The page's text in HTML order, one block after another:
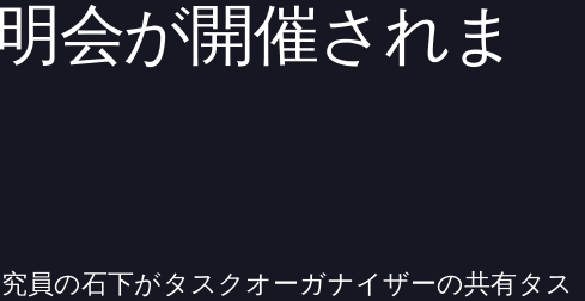
会が開催されま
員の石下がタスクオーガナイザーの共有タス